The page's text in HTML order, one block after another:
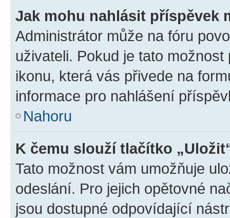
Jak mohu nahlásit příspěvek
Administrátor může na fóru
uživateli. Pokud je tato
ikonu, která vás přivede na
informace pro nahlášení
Nahoru
K čemu slouží tlačítko
Tato možnost vám umožňuje
odeslání. Pro jejich opětovné
jsou dostupné odpovídající